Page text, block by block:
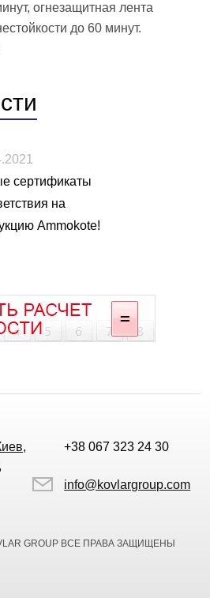
огнезащитная лента
до 60 минут.
сертификаты
на
Ammokote!
+38 067 323 24 30
info@kovlargroup.com
GROUP ВСЕ ПРАВА ЗАЩИЩЕНЫ